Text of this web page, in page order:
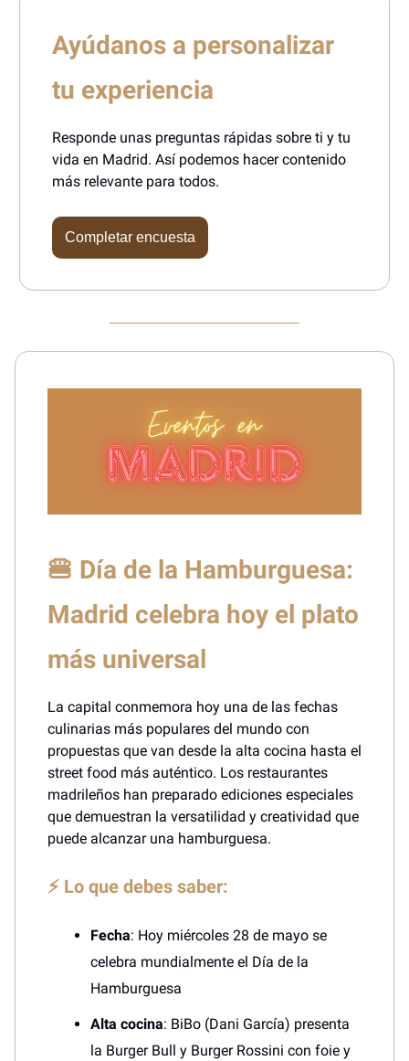
Ayúdanos a personalizar
tu experiencia
Responde unas preguntas rápidas sobre ti y tu
vida en Madrid. Así podemos hacer contenido
más relevante para todos.
Completar encuesta
🍔 Día de la Hamburguesa:
Madrid celebra hoy el plato
más universal
La capital conmemora hoy una de las fechas
culinarias más populares del mundo con
propuestas que van desde la alta cocina hasta el
street food más auténtico. Los restaurantes
madrileños han preparado ediciones especiales
que demuestran la versatilidad y creatividad que
puede alcanzar una hamburguesa.
⚡ Lo que debes saber:
Fecha: Hoy miércoles 28 de mayo se
celebra mundialmente el Día de la
Hamburguesa
Alta cocina: BiBo (Dani García) presenta
la Burger Bull y Burger Rossini con foie y